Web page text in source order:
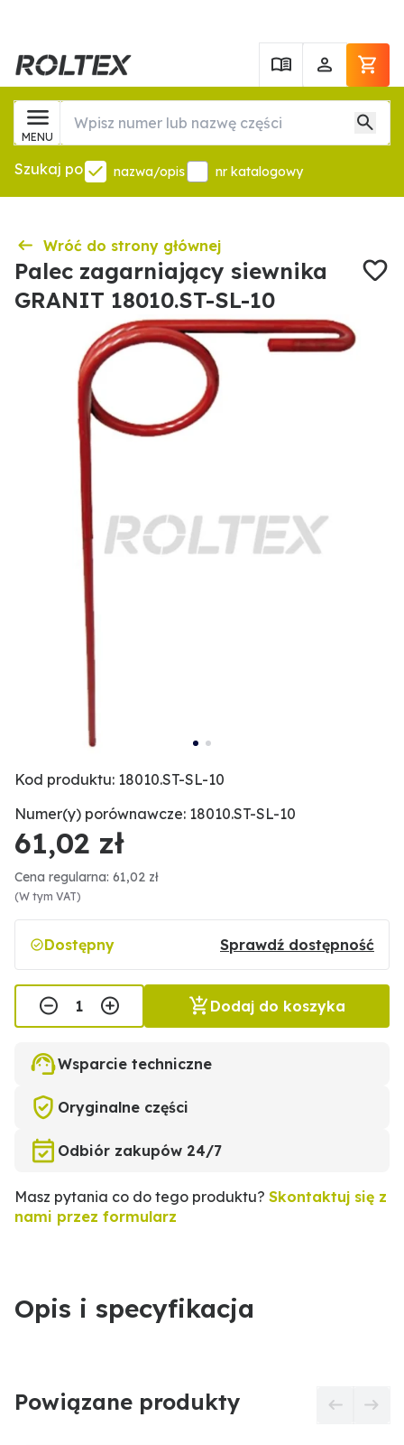
MENU
Szukaj po nazwa/opis nr katalogowy
Wróć do strony głównej
Palec zagarniający siewnika
GRANIT 18010.ST-SL-10
Kod produktu: 18010.ST-SL-10
Numer(y) porównawcze: 18010.ST-SL-10
61,02 zł
Cena regularna: 61,02 zł
(W tym VAT)
Dostępny Sprawdź dostępność
Dodaj do koszyka
Wsparcie techniczne
Oryginalne części
Odbiór zakupów 24/7
Masz pytania co do tego produktu? Skontaktuj się z
nami przez formularz
Opis i specyfikacja
Powiązane produkty